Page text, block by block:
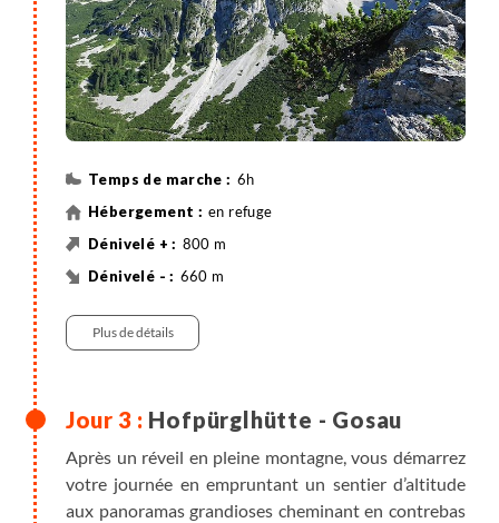
6h
en refuge
800 m
660 m
Bus
Randonnée
Plus de détails
Hofpürglhütte - Gosau
Après un réveil en pleine montagne, vous démarrez
votre journée en empruntant un sentier d’altitude
aux panoramas grandioses cheminant en contrebas